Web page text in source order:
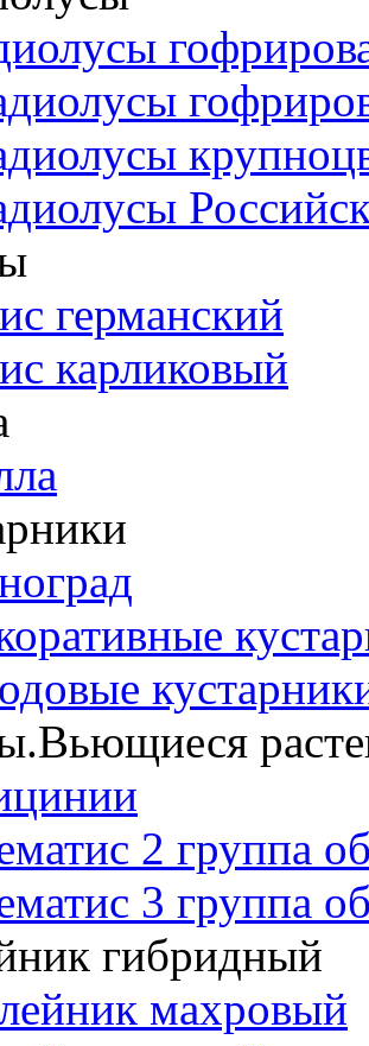
германский
карликовый
2 группа
3 группа
гибридный
махровый